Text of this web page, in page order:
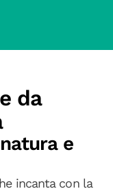
da
e
incanta con la